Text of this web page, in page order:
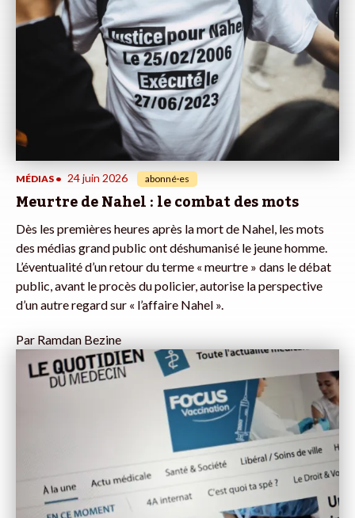
MÉDIAS • 24 juin 2026 abonné·es
Meurtre de Nahel : le combat des mots
Dès les premières heures après la mort de Nahel, les mots
des médias grand public ont déshumanisé le jeune homme.
L’éventualité d’un retour du terme « meurtre » dans le débat
public, avant le procès du policier, autorise la perspective
d’un autre regard sur « l’affaire Nahel ».
Par Ramdan Bezine